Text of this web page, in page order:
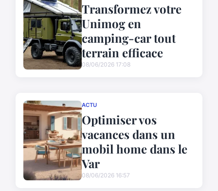
Transformez votre
Unimog en
camping-car tout
terrain efficace
08/06/2026 17:08
ACTU
Optimiser vos
vacances dans un
mobil home dans le
Var
08/06/2026 16:57